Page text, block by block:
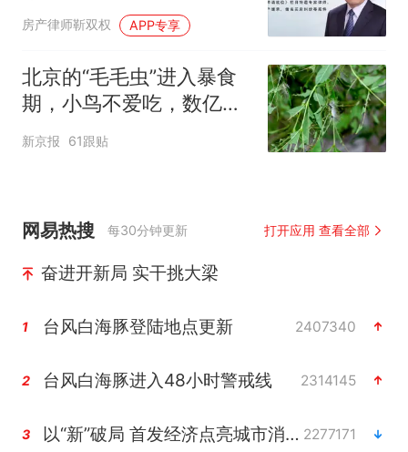
权多分遗产？
房产律师靳双权 APP专享
北京的“毛毛虫”进入暴食
期，小鸟不爱吃，数亿头
小蜂迎战
新京报 61跟贴
网易热搜 每30分钟更新 打开应用 查看全部
奋进开新局 实干挑大梁
1 台风白海豚登陆地点更新 2407340
2 台风白海豚进入48小时警戒线 2314145
3 以“新”破局 首发经济点亮城市消费活力 2277171